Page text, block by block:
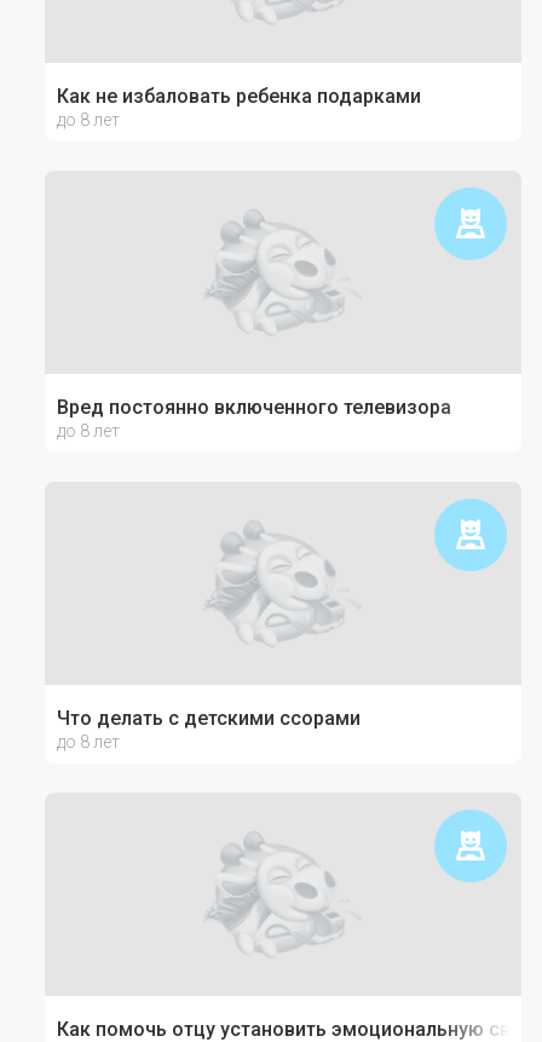
Как не избаловать ребенка подарками
до 8 лет
Вред постоянно включенного телевизора
до 8 лет
Что делать с детскими ссорами
до 8 лет
Как помочь отцу установить эмоциональную